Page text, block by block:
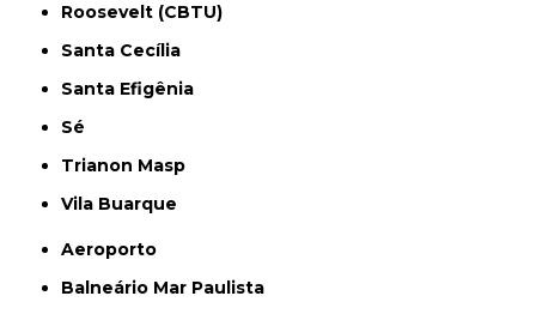
Roosevelt (CBTU)
Santa Cecília
Santa Efigênia
Sé
Trianon Masp
Vila Buarque
Aeroporto
Balneário Mar Paulista